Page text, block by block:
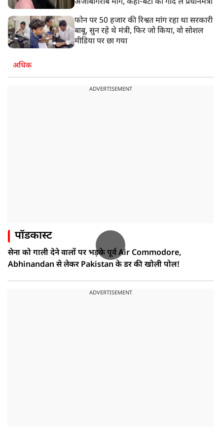
फोन पर 50 हजार की रिश्वत मांग रहा था सरकारी
बाबू, सुन रहे थे मंत्री, फिर जो किया, वो सोशल
मीडिया पर छा गया
अधिक
ADVERTISEMENT
पॉडकास्ट
सेना को गाली देने वालों पर भड़के पूर्व Air Commodore,
Abhinandan से लेकर Pakistan के डर की खोली पोल!
ADVERTISEMENT